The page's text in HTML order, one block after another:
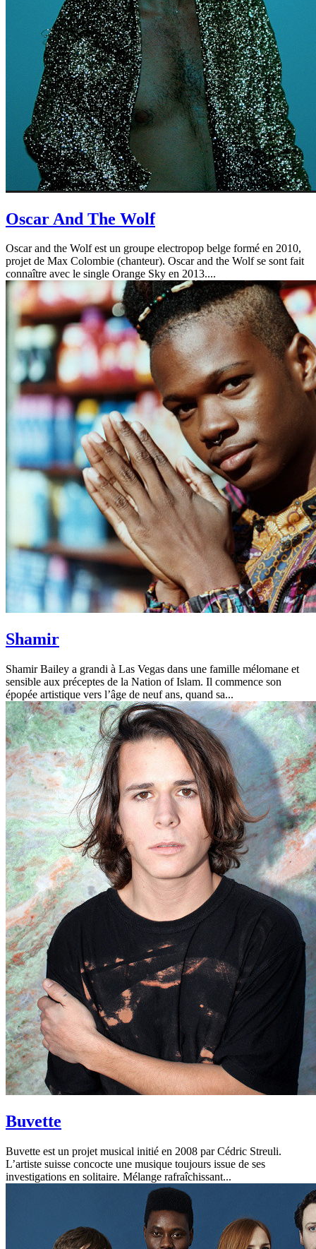
Oscar And The Wolf
Oscar and the Wolf est un groupe electropop belge formé en 2010,
projet de Max Colombie (chanteur). Oscar and the Wolf se sont fait
connaître avec le single Orange Sky en 2013....
Shamir
Shamir Bailey a grandi à Las Vegas dans une famille mélomane et
sensible aux préceptes de la Nation of Islam. Il commence son
épopée artistique vers l’âge de neuf ans, quand sa...
Buvette
Buvette est un projet musical initié en 2008 par Cédric Streuli.
L’artiste suisse concocte une musique toujours issue de ses
investigations en solitaire. Mélange rafraîchissant...